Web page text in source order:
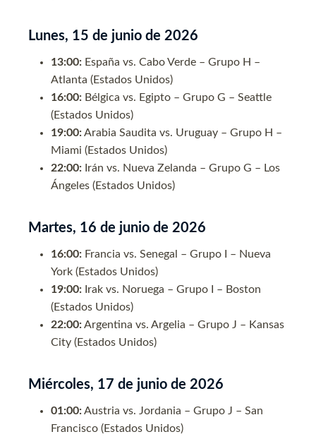
Lunes, 15 de junio de 2026
13:00: España vs. Cabo Verde – Grupo H –
Atlanta (Estados Unidos)
16:00: Bélgica vs. Egipto – Grupo G – Seattle
(Estados Unidos)
19:00:Arabia Saudita vs. Uruguay – Grupo H –
Miami (Estados Unidos)
22:00: Irán vs. Nueva Zelanda – Grupo G – Los
Ángeles (Estados Unidos)
Martes, 16 de junio de 2026
16:00: Francia vs. Senegal – Grupo I – Nueva
York (Estados Unidos)
19:00: Irak vs. Noruega – Grupo I – Boston
(Estados Unidos)
22:00:Argentina vs. Argelia – Grupo J – Kansas
City (Estados Unidos)
Miércoles, 17 de junio de 2026
01:00:Austria vs. Jordania – Grupo J – San
Francisco (Estados Unidos)